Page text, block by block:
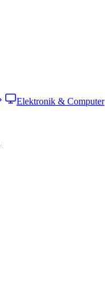
Elektronik & Computer